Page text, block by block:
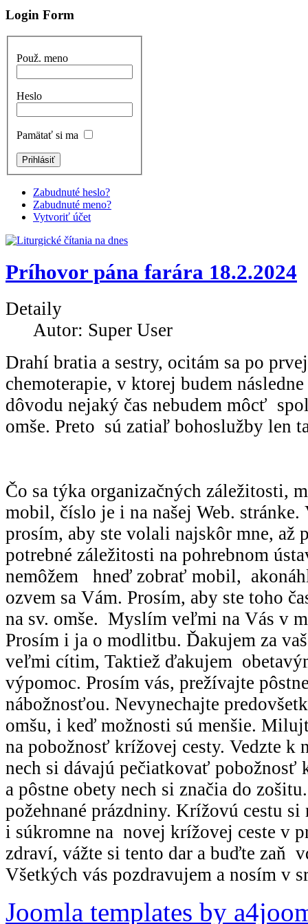
Login Form
Použ. meno
Heslo
Pamätať si ma
Zabudnuté heslo?
Zabudnuté meno?
Vytvoriť účet
Príhovor pána farára 18.2.2024
Detaily
Autor: Super User
Drahí bratia a sestry, ocitám sa po
chemoterapie, v ktorej budem
dôvodu nejaký čas nebudem môcť
omše. Preto sú zatiaľ bohoslužby len
Čo sa týka organizačných záležitosti,
mobil, číslo je i na našej Web. stránke.
prosím, aby ste volali najskôr mne, až
potrebné záležitosti na pohrebnom
nemôžem hneď zobrať mobil,
ozvem sa Vám. Prosím, aby ste toho
na sv. omše. Myslím veľmi na Vás v
Prosím i ja o modlitbu. Ďakujem za
veľmi cítim, Taktiež ďakujem
výpomoc. Prosím vás, prežívajte
nábožnosťou. Nevynechajte
omšu, i keď možnosti sú menšie.
na pobožnosť krížovej cesty. Vedzte k
nech si dávajú pečiatkovať pobožnosť
a pôstne obety nech si značia do
požehnané prázdniny. Krížovú cestu si
i súkromne na novej krížovej ceste v
zdraví, vážte si tento dar a buďte zaň
Všetkých vás pozdravujem a nosím v
Joomla templates by